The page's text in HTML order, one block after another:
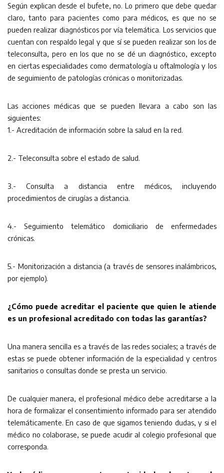
Según explican desde el bufete, no. Lo primero que debe quedar
claro, tanto para pacientes como para médicos, es que no se
pueden realizar diagnósticos por vía telemática. Los servicios que
cuentan con respaldo legal y que sí se pueden realizar son los de
teleconsulta, pero en los que no se dé un diagnóstico, excepto
en ciertas especialidades como dermatología u oftalmología y los
de seguimiento de patologías crónicas o monitorizadas.
Las acciones médicas que se pueden llevara a cabo son las
siguientes:
1.- Acreditación de información sobre la salud en la red.
2.- Teleconsulta sobre el estado de salud.
3.- Consulta a distancia entre médicos, incluyendo
procedimientos de cirugías a distancia.
4.- Seguimiento telemático domiciliario de enfermedades
crónicas.
5.- Monitorización a distancia (a través de sensores inalámbricos,
por ejemplo).
¿Cómo puede acreditar el paciente que quien le atiende
es un profesional acreditado con todas las garantías?
Una manera sencilla es a través de las redes sociales; a través de
estas se puede obtener información de la especialidad y centros
sanitarios o consultas donde se presta un servicio.
De cualquier manera, el profesional médico debe acreditarse a la
hora de formalizar el consentimiento informado para ser atendido
telemáticamente. En caso de que sigamos teniendo dudas, y si el
médico no colaborase, se puede acudir al colegio profesional que
corresponda.